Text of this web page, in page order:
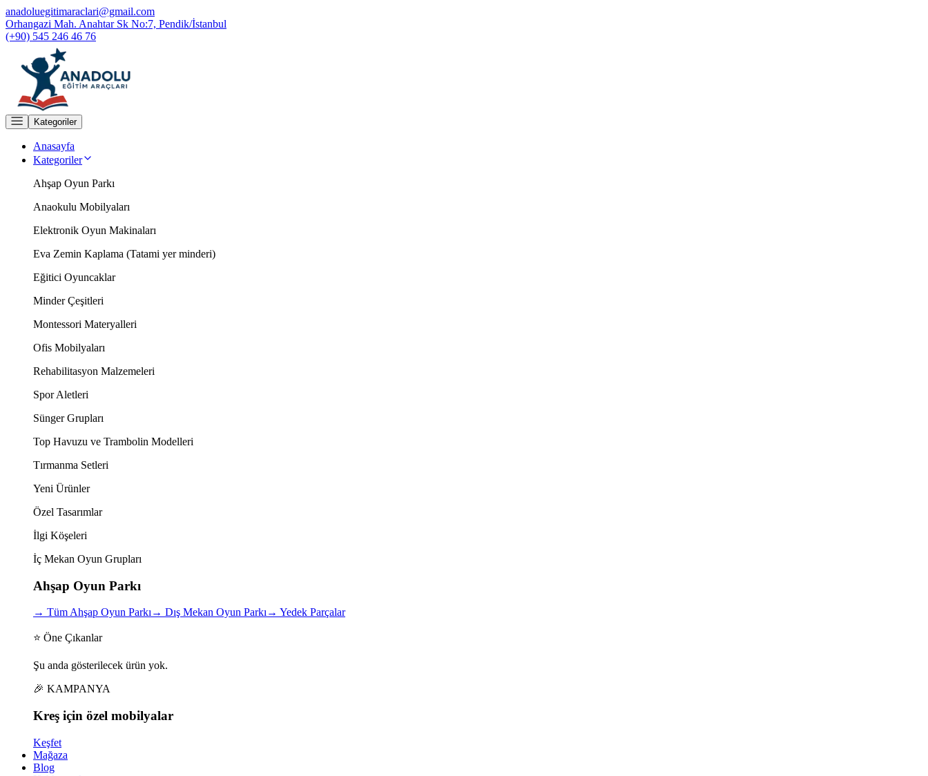
anadoluegitimaraclari@gmail.com
Orhangazi Mah. Anahtar Sk No:7, Pendik/İstanbul
(+90) 545 246 46 76
Kategoriler
Anasayfa
Kategoriler
Ahşap Oyun Parkı
Anaokulu Mobilyaları
Elektronik Oyun Makinaları
Eva Zemin Kaplama (Tatami yer minderi)
Eğitici Oyuncaklar
Minder Çeşitleri
Montessori Materyalleri
Ofis Mobilyaları
Rehabilitasyon Malzemeleri
Spor Aletleri
Sünger Grupları
Top Havuzu ve Trambolin Modelleri
Tırmanma Setleri
Yeni Ürünler
Özel Tasarımlar
İlgi Köşeleri
İç Mekan Oyun Grupları
Ahşap Oyun Parkı
→ Tüm Ahşap Oyun Parkı→ Dış Mekan Oyun Parkı→ Yedek Parçalar
⭐ Öne Çıkanlar
Şu anda gösterilecek ürün yok.
🎉 KAMPANYA
Kreş için özel mobilyalar
Keşfet
Mağaza
Blog